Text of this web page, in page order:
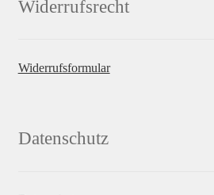
Widerrufsrecht
Widerrufsformular
Datenschutz